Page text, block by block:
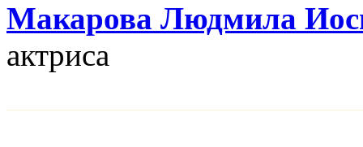
Макарова Людмила
актриса